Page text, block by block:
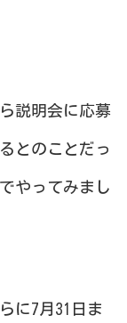
説明会に応募
とのことだっ
やってみまし
に7月31日ま